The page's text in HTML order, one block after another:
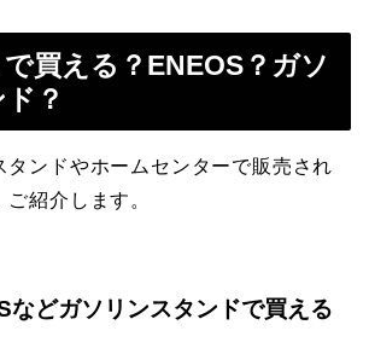
買える？ENEOS？ガソ
？
タンドやホームセンターで販売され
紹介します。
などガソリンスタンドで買える